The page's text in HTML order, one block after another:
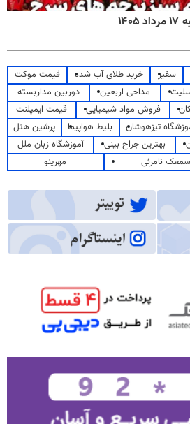
سفیر خرید طلای آب شده
قیمت موکت
مداحی اربعین
دوربین مداربسته
فروش مواد شیمیایی
قیمت ایمپلنت
تیزهوشان بلیط هواپیما
پرشین هتل
بهترین جراح بینی
آموزشگاه زبان ملل
نامرئی
مهرینو